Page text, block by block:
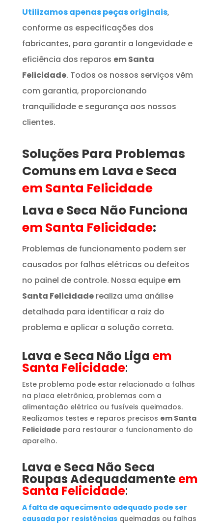
Utilizamos apenas peças originais,
conforme as especificações dos
fabricantes, para garantir a longevidade e
eficiência dos reparos em Santa
Felicidade. Todos os nossos serviços vêm
com garantia, proporcionando
tranquilidade e segurança aos nossos
clientes.
Soluções Para Problemas
Comuns em Lava e Seca
em Santa Felicidade
Lava e Seca Não Funciona
em Santa Felicidade:
Problemas de funcionamento podem ser
causados por falhas elétricas ou defeitos
no painel de controle. Nossa equipe em
Santa Felicidaderealiza uma análise
detalhada para identificar a raiz do
problema e aplicar a solução correta.
Lava e Seca Não Liga em
Santa Felicidade:
Este problema pode estar relacionado a falhas
na placa eletrônica, problemas com a
alimentação elétrica ou fusíveis queimados.
Realizamos testes e reparos precisos em Santa
Felicidade para restaurar o funcionamento do
aparelho.
Lava e Seca Não Seca
Roupas Adequadamenteem
Santa Felicidade:
A falta de aquecimento adequado pode ser
causada por resistênciasqueimadas ou falhas